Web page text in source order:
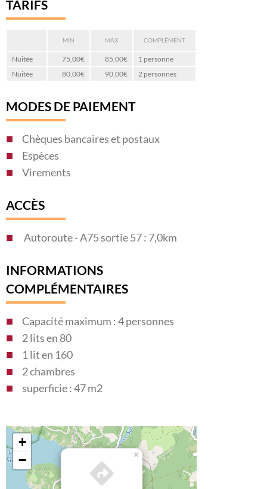
TARIFS
MIN MAX COMPLÉMENT
Nuitée 75,00€ 85,00€
1 personne
Nuitée
80,00€ 90,00€ 2 personnes
MODES DE PAIEMENT
Chèques bancaires et postaux
Espèces
Virements
ACCÈS
Autoroute - A75 sortie 57 : 7,0km
INFORMATIONS
COMPLÉMENTAIRES
Capacité maximum : 4 personnes
2 lits en 80
1 lit en 160
2 chambres
superficie : 47 m2
×
+
−